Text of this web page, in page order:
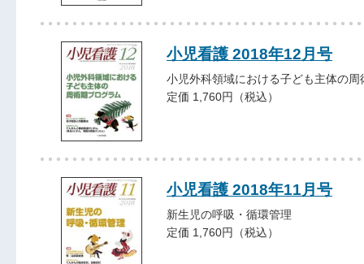
小児看護 2018年12月号
小児外科領域における子ども主体の周
定価 1,760円（税込）
小児看護 2018年11月号
新生児の呼吸・循環管理
定価 1,760円（税込）